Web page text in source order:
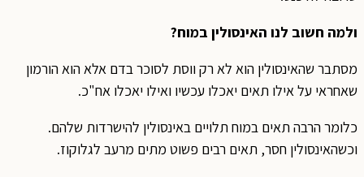
ולמה חשוב לנו האינסולין במוח?
מסתבר שהאינסולין הוא לא רק ווסת לסוכר בדם אלא הוא הורמון
שאחראי על אילו תאים יאכלו עכשיו ואילו יאכלו אח"כ.
כלומר הרבה תאים במוח תלויים באינסולין להישרדות שלהם.
וכשהאינסולין חסר, תאים רבים פשוט מתים מרעב לגלוקוז.